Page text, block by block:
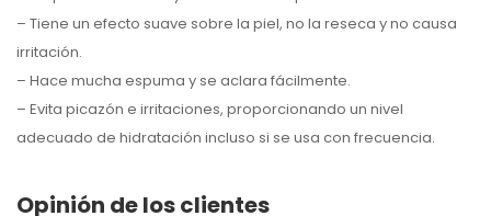
– Tiene un efecto suave sobre la piel, no la reseca y no causa
irritación.
– Hace mucha espuma y se aclara fácilmente.
– Evita picazón e irritaciones, proporcionando un nivel
adecuado de hidratación incluso si se usa con frecuencia.
Opinión de los clientes